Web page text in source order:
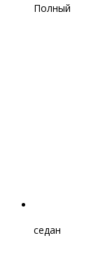
Полный
седан